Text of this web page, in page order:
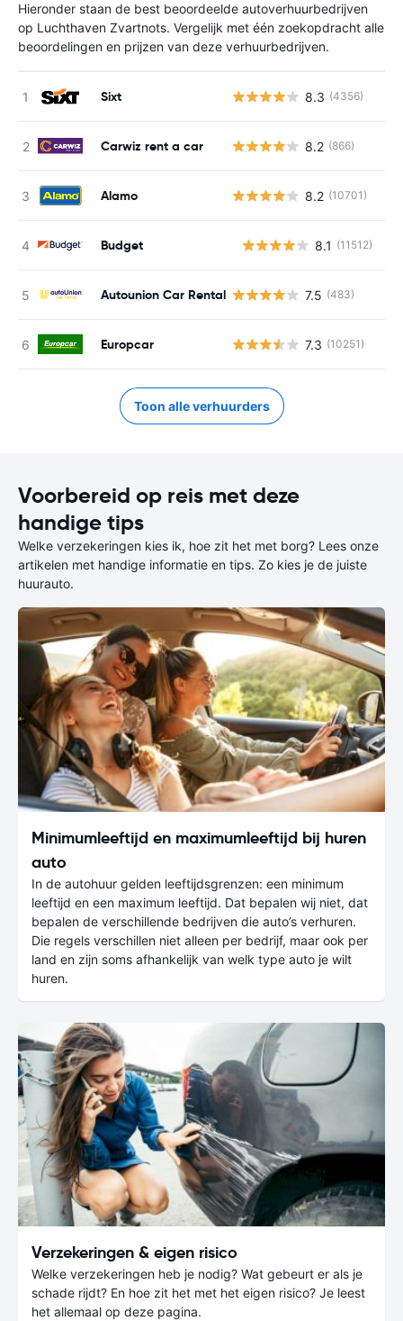
Hieronder staan de best beoordeelde autoverhuurbedrijven
op Luchthaven Zvartnots. Vergelijk met één zoekopdracht alle
beoordelingen en prijzen van deze verhuurbedrijven.
Sixt 8.3 (4356)
Carwiz rent a car 8.2 (866)
Alamo 8.2 (10701)
Budget 8.1 (11512)
Autounion Car Rental 7.5 (483)
Europcar 7.3 (10251)
Toon alle verhuurders
Voorbereid op reis met deze
handige tips
Welke verzekeringen kies ik, hoe zit het met borg? Lees onze
artikelen met handige informatie en tips. Zo kies je de juiste
huurauto.
Minimumleeftijd en maximumleeftijd bij huren
auto
In de autohuur gelden leeftijdsgrenzen: een minimum
leeftijd en een maximum leeftijd. Dat bepalen wij niet, dat
bepalen de verschillende bedrijven die auto’s verhuren.
Die regels verschillen niet alleen per bedrijf, maar ook per
land en zijn soms afhankelijk van welk type auto je wilt
huren.
Verzekeringen & eigen risico
Welke verzekeringen heb je nodig? Wat gebeurt er als je
schade rijdt? En hoe zit het met het eigen risico? Je leest
het allemaal op deze pagina.